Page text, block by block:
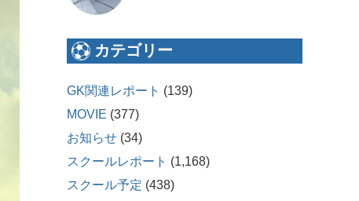
カテゴリー
GK関連レポート (139)
MOVIE (377)
お知らせ (34)
スクールレポート (1,168)
スクール予定 (438)